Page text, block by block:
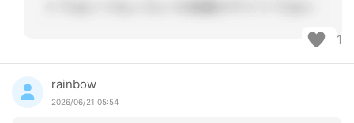
1
rainbow
2026/06/21 05:54